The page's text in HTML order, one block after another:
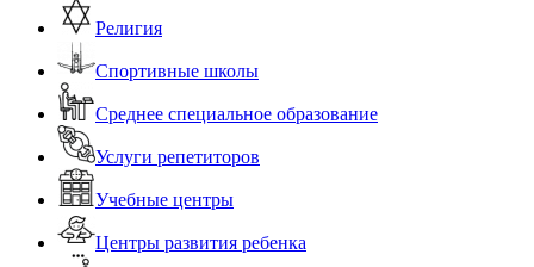
Религия
Спортивные школы
Среднее специальное образование
Услуги репетиторов
Учебные центры
Центры развития ребенка